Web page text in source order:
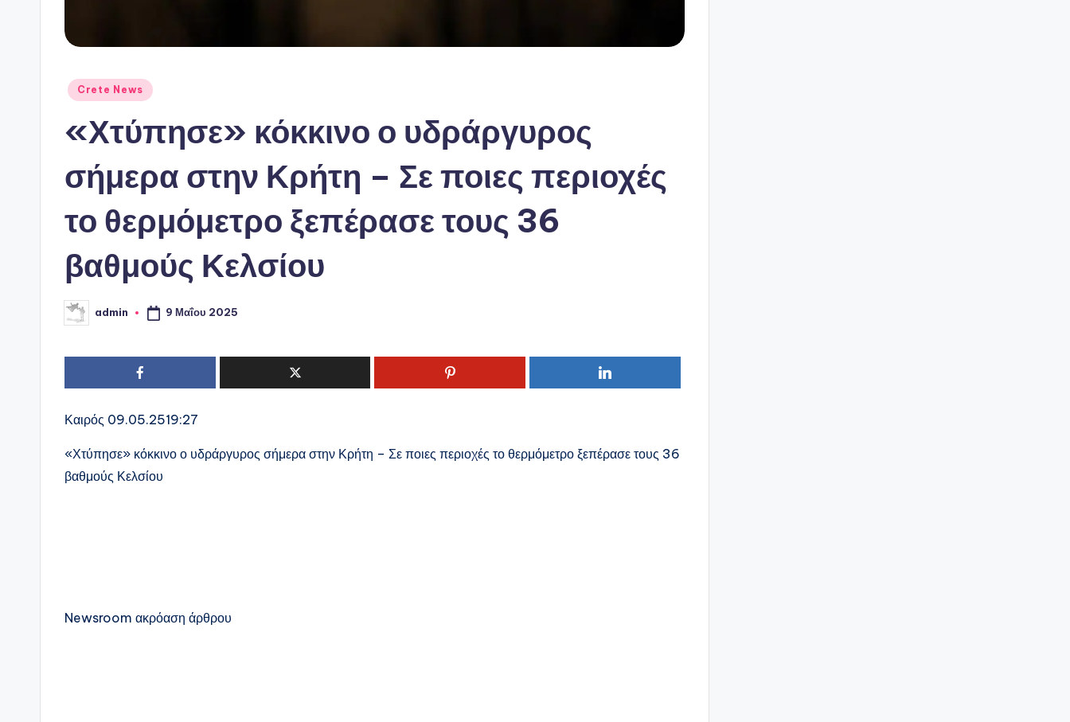
Αναρτήθηκε
Crete News
«Χτύπησε» κόκκινο ο υδράργυρος
σήμερα στην Κρήτη – Σε ποιες περιοχές
το θερμόμετρο ξεπέρασε τους 36
βαθμούς Κελσίου
Συγγραφέας:
admin 9 Μαΐου 2025
Καιρός 09.05.2519:27
«Χτύπησε» κόκκινο ο υδράργυρος σήμερα στην Κρήτη – Σε ποιες περιοχές το θερμόμετρο ξεπέρασε τους 36
βαθμούς Κελσίου
Newsroom ακρόαση άρθρου